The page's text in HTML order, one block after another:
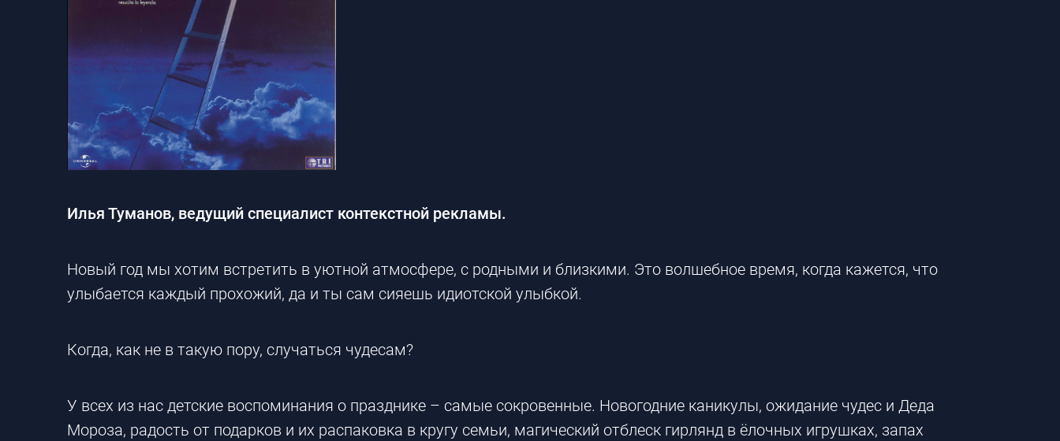
Илья Туманов, ведущий специалист контекстной рекламы.
Новый год мы хотим встретить в уютной атмосфере, с родными и близкими. Это волшебное время, когда кажется, что
улыбается каждый прохожий, да и ты сам сияешь идиотской улыбкой.
Когда, как не в такую пору, случаться чудесам?
У всех из нас детские воспоминания о празднике – самые сокровенные. Новогодние каникулы, ожидание чудес и Деда
Мороза, радость от подарков и их распаковка в кругу семьи, магический отблеск гирлянд в ёлочных игрушках, запах